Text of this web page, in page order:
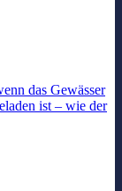
das Gewässer
ist – wie der